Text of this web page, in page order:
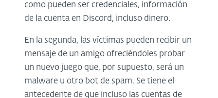
como pueden ser credenciales, información
de la cuenta en Discord, incluso dinero.
En la segunda, las víctimas pueden recibir un
mensaje de un amigo ofreciéndoles probar
un nuevo juego que, por supuesto, será un
malware u otro bot de spam. Se tiene el
antecedente de que incluso las cuentas de